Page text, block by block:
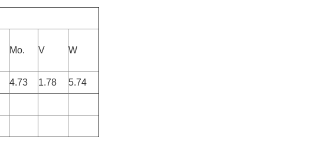
Mo. V W
4.73 1.78 5.74